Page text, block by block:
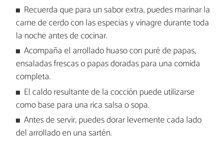
Recuerda que para un sabor extra, puedes marinar la
carne de cerdo con las especias y vinagre durante toda
la noche antes de cocinar.
Acompaña el arrollado huaso con puré de papas,
ensaladas frescas o papas doradas para una comida
completa.
El caldo resultante de la cocción puede utilizarse
como base para una rica salsa o sopa.
Antes de servir, puedes dorar levemente cada lado
del arrollado en una sartén.